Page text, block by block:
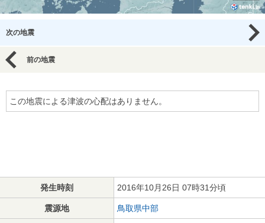
次の地震
前の地震
この地震による津波の心配はありません。
発生時刻 2016年10月26日 07時31分頃
震源地 鳥取県中部